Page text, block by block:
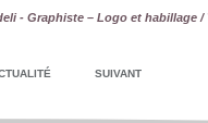
- Graphiste – Logo et habillage
SUIVANT